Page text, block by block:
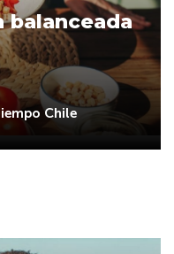
balanceada
Chile